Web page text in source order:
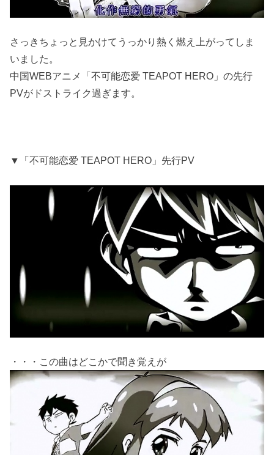
さっきちょっと見かけてうっかり熱く燃え上がってしま
いました。
中国WEBアニメ「不可能恋爱 TEAPOT HERO」の先行
PVがドストライク過ぎます。
▼「不可能恋爱 TEAPOT HERO」先行PV
・・・この曲はどこかで聞き覚えが